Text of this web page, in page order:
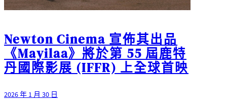
Newton Cinema 宣佈其出品
《Mayilaa》將於第 55 屆鹿特
丹國際影展 (IFFR) 上全球首映
2026 年 1 月 30 日